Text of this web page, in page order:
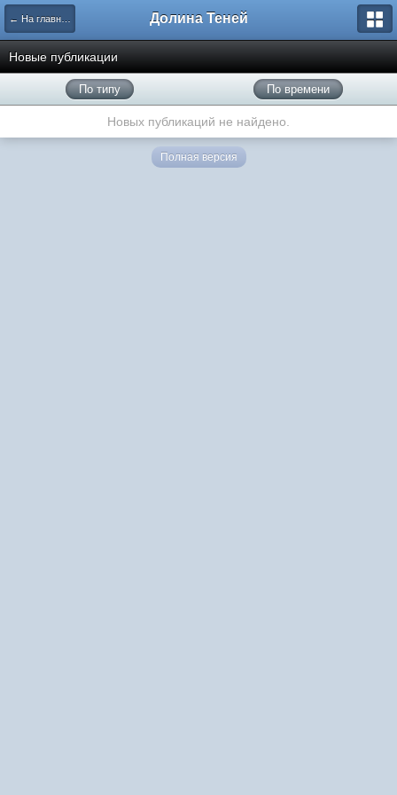
← На главную Долина Теней
Новые публикации
По типу По времени
Новых публикаций не найдено.
Полная версия